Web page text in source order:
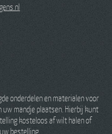
onderdelen en materialen voor
mandje plaatsen. Hierbij kunt
kosteloos af wilt halen of
bestelling.